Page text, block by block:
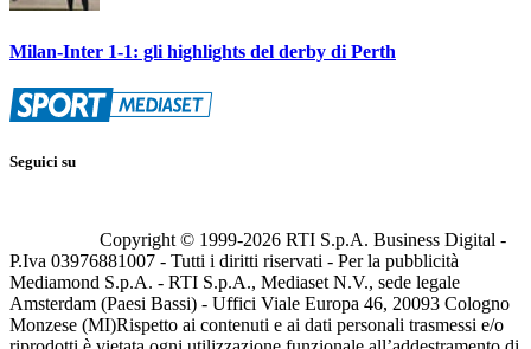
Milan-Inter 1-1: gli highlights del derby di Perth
Seguici su
Copyright © 1999-2026 RTI S.p.A. Business Digital -
P.Iva 03976881007 - Tutti i diritti riservati - Per la pubblicità
Mediamond S.p.A. - RTI S.p.A., Mediaset N.V., sede legale
Amsterdam (Paesi Bassi) - Uffici Viale Europa 46, 20093 Cologno
Monzese (MI)Rispetto ai contenuti e ai dati personali trasmessi e/o